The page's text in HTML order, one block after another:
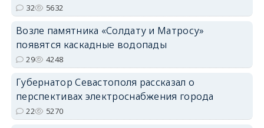
32 5632
Возле памятника «Солдату и Матросу»
появятся каскадные водопады
29 4248
Губернатор Севастополя рассказал о
перспективах электроснабжения города
22 5270